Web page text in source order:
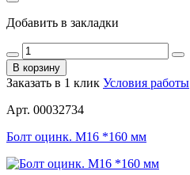
Добавить в закладки
В корзину
Заказать в 1 клик Условия работы
Арт. 00032734
Болт оцинк. М16 *160 мм